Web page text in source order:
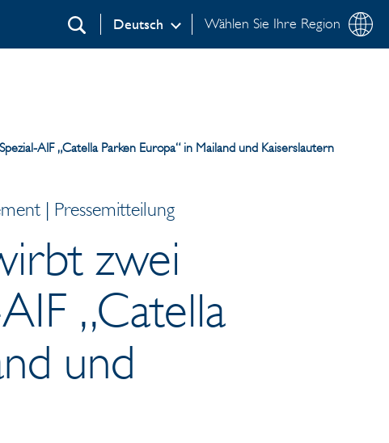
Wählen Sie Ihre Region
Deutsch
Suchen
AIF „Catella Parken Europa“ in Mailand und Kaiserslautern
| Pressemitteilung
zwei
„Catella
und